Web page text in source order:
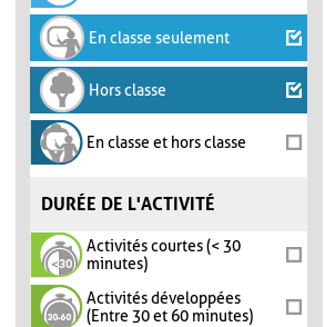
En classe seulement
Hors classe
En classe et hors classe
DURÉE DE L'ACTIVITÉ
Activités courtes (< 30
minutes)
Activités développées
(Entre 30 et 60 minutes)